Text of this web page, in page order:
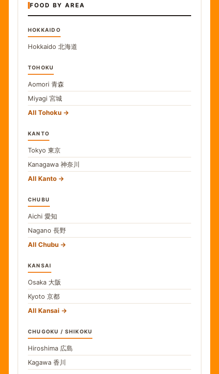
FOOD BY AREA
HOKKAIDO
Hokkaido 北海道
TOHOKU
Aomori 青森
Miyagi 宮城
All Tohoku
KANTO
Tokyo 東京
Kanagawa 神奈川
All Kanto
CHUBU
Aichi 愛知
Nagano 長野
All Chubu
KANSAI
Osaka 大阪
Kyoto 京都
All Kansai
CHUGOKU / SHIKOKU
Hiroshima 広島
Kagawa 香川